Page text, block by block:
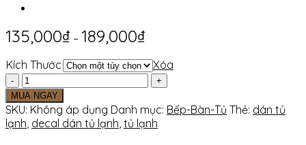
135,000₫ – 189,000₫
Kích Thước
Xóa
Decal
dán
bàn
ăn
TAM
MUA NGAY
SKU: Không áp dụng Danh mục: Bếp-Bàn-Tủ Thẻ: dán tủ
lạnh decal dán tủ lạnh tủ lạnh